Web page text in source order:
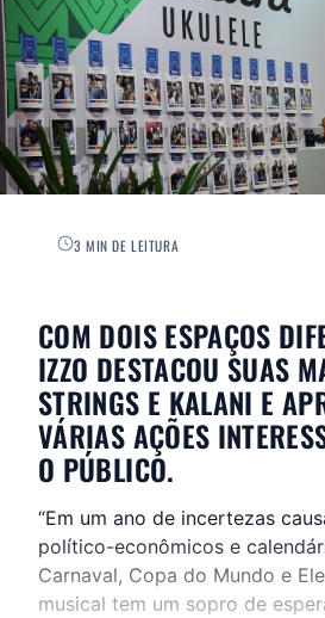
3 MIN DE LEITURA
COM DOIS ESPAÇOS
IZZO DESTACOU SUAS
STRINGS E KALANI E
VÁRIAS AÇÕES
O PÚBLICO.
“Em um ano de incertezas
político-econômicos e
Carnaval, Copa do Mundo e
musical tem um sopro de